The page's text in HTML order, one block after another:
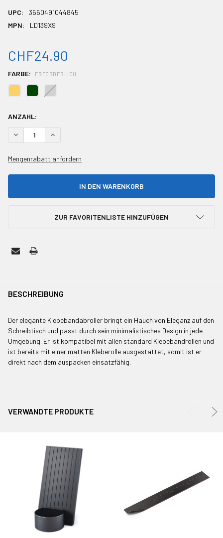
UPC:
3660491044845
MPN:
LD139X9
CHF24.90
FARBE: ERFORDERLICH
AKTUELLER
BESTAND:
ANZAHL:
MENGE VON UNDEFINED REDUZIEREN
MENGE VON UNDEFINED ERHÖHEN
Mengenrabatt anfordern
ZUR FAVORITENLISTE HINZUFÜGEN
ZUSAMMEN
AUSWÄHLEN
BESCHREIBUNG
Der elegante Klebebandabroller bringt ein Hauch von Eleganz auf den
Schreibtisch und passt durch sein minimalistisches Design in jede
Umgebung. Er ist kompatibel mit allen standard Klebebandrollen und
ist bereits mit einer matten Kleberolle ausgestattet, somit ist er
direkt nach dem auspacken einsatzfähig.
VERWANDTE PRODUKTE